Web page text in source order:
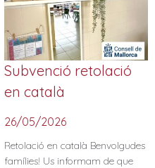
Subvenció retolació
en català
26/05/2026
Retolació en català Benvolgudes
famílies! Us informam de que